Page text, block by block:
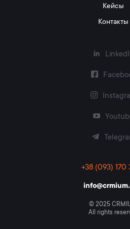
Кейсы
Контакты
+38 (093) 170
© 2025
All rights